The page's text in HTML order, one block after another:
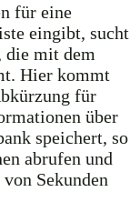
für eine
eingibt, sucht
die mit dem
Hier kommt
für
über
speichert, so
abrufen und
Sekunden